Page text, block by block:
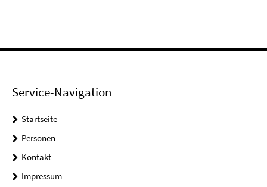
Service-Navigation
Startseite
Personen
Kontakt
Impressum